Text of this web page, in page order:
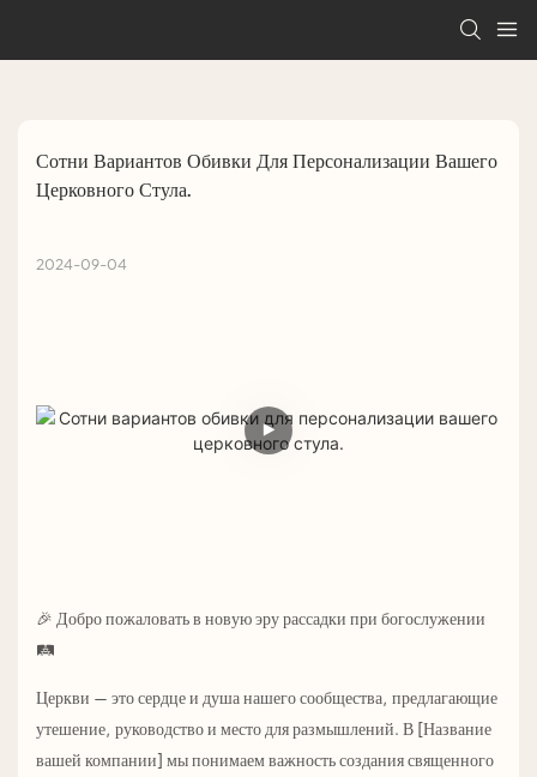
Сотни Вариантов Обивки Для Персонализации Вашего
Церковного Стула.
2024-09-04
🎉 Добро пожаловать в новую эру рассадки при богослужении
🛤️
Церкви — это сердце и душа нашего сообщества, предлагающие
утешение, руководство и место для размышлений. В [Название
вашей компании] мы понимаем важность создания священного